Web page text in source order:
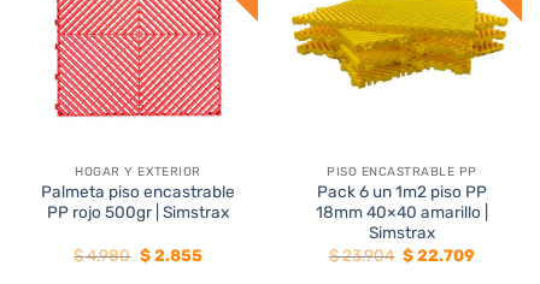
HOGAR Y EXTERIOR
Palmeta piso encastrable
PP rojo 500gr | Simstrax
$4.980 El
precio
$2.855El
PISO ENCASTRABLE PP
Pack 6 un 1m2 piso PP
18mm 40×40 amarillo |
Simstrax
$23.904 El
precio
$22.709El